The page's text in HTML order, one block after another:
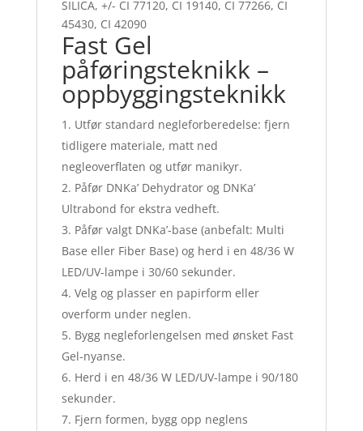
SILICA, +/- CI 77120, CI 19140, CI 77266, CI
45430, CI 42090
Fast Gel
påføringsteknikk –
oppbyggingsteknikk
Utfør standard negleforberedelse: fjern
tidligere materiale, matt ned
negleoverflaten og utfør manikyr.
Påfør DNKa’ Dehydrator og DNKa’
Ultrabond for ekstra vedheft.
Påfør valgt DNKa’-base (anbefalt: Multi
Base eller Fiber Base) og herd i en 48/36 W
LED/UV-lampe i 30/60 sekunder.
Velg og plasser en papirform eller
overform under neglen.
Bygg negleforlengelsen med ønsket Fast
Gel-nyanse.
Herd i en 48/36 W LED/UV-lampe i 90/180
sekunder.
Fjern formen, bygg opp neglens